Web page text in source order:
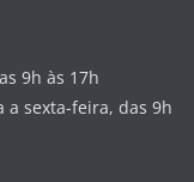
9h às 17h
sexta-feira, das 9h